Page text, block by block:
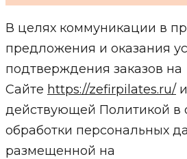
В целях коммуникации в
предложения и оказания
подтверждения заказов на
Сайте https://zefirpilates.ru/
действующей Политикой в
обработки персональных
размещенной на